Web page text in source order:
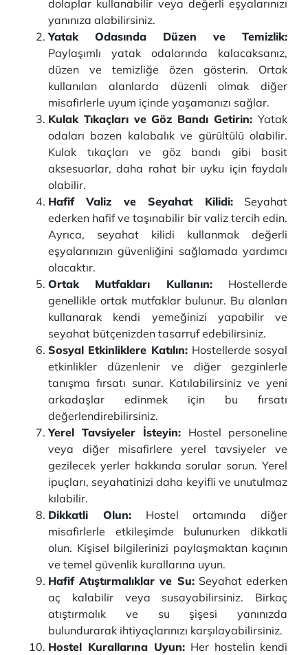
dolaplar kullanabilir veya değerli eşyalarınızı
yanınıza alabilirsiniz.
Yatak Odasında Düzen ve Temizlik:
Paylaşımlı yatak odalarında kalacaksanız,
düzen ve temizliğe özen gösterin. Ortak
kullanılan alanlarda düzenli olmak diğer
misafirlerle uyum içinde yaşamanızı sağlar.
Kulak Tıkaçları ve Göz Bandı Getirin: Yatak
odaları bazen kalabalık ve gürültülü olabilir.
Kulak tıkaçları ve göz bandı gibi basit
aksesuarlar, daha rahat bir uyku için faydalı
olabilir.
Hafif Valiz ve Seyahat Kilidi:Seyahat
ederken hafif ve taşınabilir bir valiz tercih edin.
Ayrıca, seyahat kilidi kullanmak değerli
eşyalarınızın güvenliğini sağlamada yardımcı
olacaktır.
Ortak Mutfakları Kullanın: Hostellerde
genellikle ortak mutfaklar bulunur. Bu alanları
kullanarak kendi yemeğinizi yapabilir ve
seyahat bütçenizden tasarruf edebilirsiniz.
Sosyal Etkinliklere Katılın: Hostellerde sosyal
etkinlikler düzenlenir ve diğer gezginlerle
tanışma fırsatı sunar. Katılabilirsiniz ve yeni
arkadaşlar edinmek için bu fırsatı
değerlendirebilirsiniz.
Yerel Tavsiyeler İsteyin: Hostel personeline
veya diğer misafirlere yerel tavsiyeler ve
gezilecek yerler hakkında sorular sorun. Yerel
ipuçları, seyahatinizi daha keyifli ve unutulmaz
kılabilir.
Dikkatli Olun:Hostel ortamında diğer
misafirlerle etkileşimde bulunurken dikkatli
olun. Kişisel bilgilerinizi paylaşmaktan kaçının
ve temel güvenlik kurallarına uyun.
Hafif Atıştırmalıklar ve Su:Seyahat ederken
aç kalabilir veya susayabilirsiniz. Birkaç
atıştırmalık ve su şişesi yanınızda
bulundurarak ihtiyaçlarınızı karşılayabilirsiniz.
Hostel Kurallarına Uyun: Her hostelin kendi